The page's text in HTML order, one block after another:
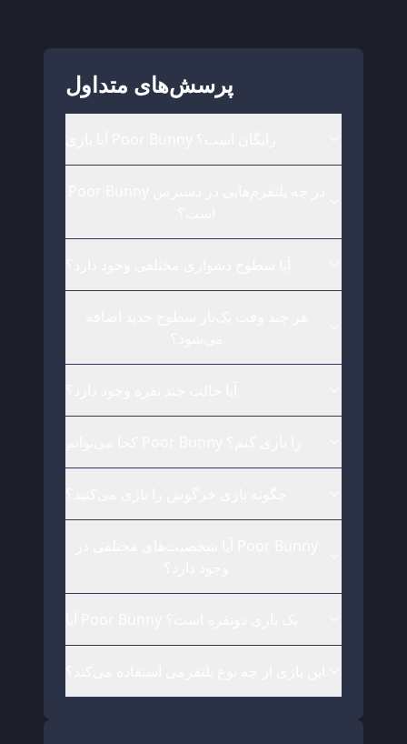
پرسش‌های متداول